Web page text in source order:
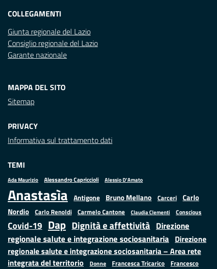
COLLEGAMENTI
Giunta regionale del Lazio
Consiglio regionale del Lazio
Garante nazionale
MAPPA DEL SITO
Sitemap
PRIVACY
Informativa sul trattamento dati
TEMI
Ada Maurizio Alessandro Capriccioli Alessio D'Amato
Anastasìa Antigone Bruno Mellano Carceri
Carlo
Nordio Carlo Renoldi Carmelo Cantone Claudia Clementi Conscious
Covid-19 Dap Dignità e affettività Direzione
regionale salute e integrazione sociosanitaria Direzione
regionale salute e integrazione sociosanitaria – Area rete
integrata del territorio
Donne Francesca Tricarico
Francesco